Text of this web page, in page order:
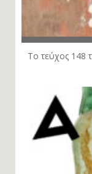
Το τεύχος 148